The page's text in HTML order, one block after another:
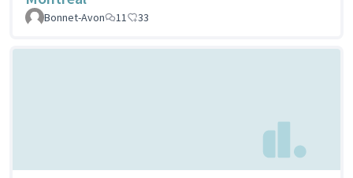
Bonnet-Avon 11 33